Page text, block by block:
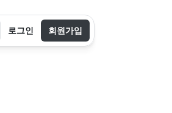
로그인 회원가입